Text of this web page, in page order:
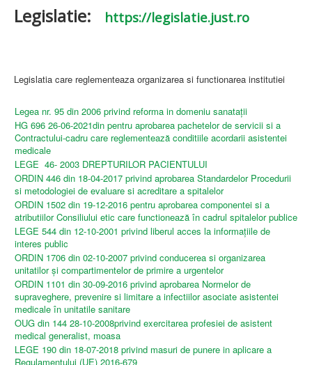
Legislatie: https://legislatie.just.ro
Legislatia care reglementeaza organizarea si functionarea institutiei
Legea nr. 95 din 2006 privind reforma in domeniu sanatații
HG 696 26-06-2021din pentru aprobarea pachetelor de servicii si a
Contractului-cadru care reglementează conditiile acordarii asistentei
medicale
LEGE 46- 2003 DREPTURILOR PACIENTULUI
ORDIN 446 din 18-04-2017 privind aprobarea Standardelor Procedurii
si metodologiei de evaluare si acreditare a spitalelor
ORDIN 1502 din 19-12-2016 pentru aprobarea componentei si a
atributiilor Consiliului etic care functionează în cadrul spitalelor publice
LEGE 544 din 12-10-2001 privind liberul acces la informaţiile de
interes public
ORDIN 1706 din 02-10-2007 privind conducerea si organizarea
unitatilor şi compartimentelor de primire a urgentelor
ORDIN 1101 din 30-09-2016 privind aprobarea Normelor de
supraveghere, prevenire si limitare a infectiilor asociate asistentei
medicale în unitatile sanitare
OUG din 144 28-10-2008privind exercitarea profesiei de asistent
medical generalist, moasa
LEGE 190 din 18-07-2018 privind masuri de punere in aplicare a
Regulamentului (UE) 2016-679